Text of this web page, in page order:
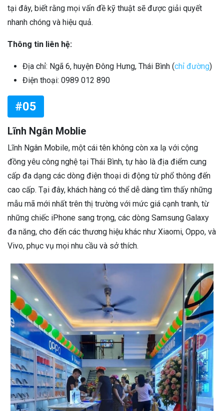
tại đây, biết rằng mọi vấn đề kỹ thuật sẽ được giải quyết
nhanh chóng và hiệu quả.
Thông tin liên hệ:
Địa chỉ: Ngã 6, huyện Đông Hưng, Thái Bình (chỉ đường)
Điện thoại: 0989 012 890
#05
Lĩnh Ngân Moblie
Lĩnh Ngân Mobile, một cái tên không còn xa lạ với cộng
đồng yêu công nghệ tại Thái Bình, tự hào là địa điểm cung
cấp đa dạng các dòng điện thoại di động từ phổ thông đến
cao cấp. Tại đây, khách hàng có thể dễ dàng tìm thấy những
mẫu mã mới nhất trên thị trường với mức giá cạnh tranh, từ
những chiếc iPhone sang trọng, các dòng Samsung Galaxy
đa năng, cho đến các thương hiệu khác như Xiaomi, Oppo, và
Vivo, phục vụ mọi nhu cầu và sở thích.